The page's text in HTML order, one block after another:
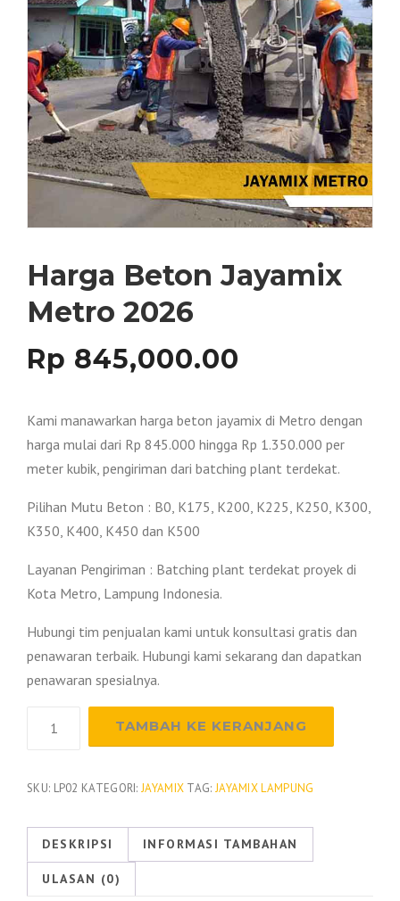
Harga Beton Jayamix
Metro 2026
Rp 845,000.00
Kami manawarkan harga beton jayamix di Metro dengan
harga mulai dari Rp 845.000 hingga Rp 1.350.000 per
meter kubik, pengiriman dari batching plant terdekat.
Pilihan Mutu Beton : B0, K175, K200, K225, K250, K300,
K350, K400, K450 dan K500
Layanan Pengiriman : Batching plant terdekat proyek di
Kota Metro, Lampung Indonesia.
Hubungi tim penjualan kami untuk konsultasi gratis dan
penawaran terbaik. Hubungi kami sekarang dan dapatkan
penawaran spesialnya.
Jayamix
2026
TAMBAH KE KERANJANG
SKU: LP02 KATEGORI:JAYAMIX TAG: JAYAMIX LAMPUNG
DESKRIPSI INFORMASI TAMBAHAN
ULASAN (0)